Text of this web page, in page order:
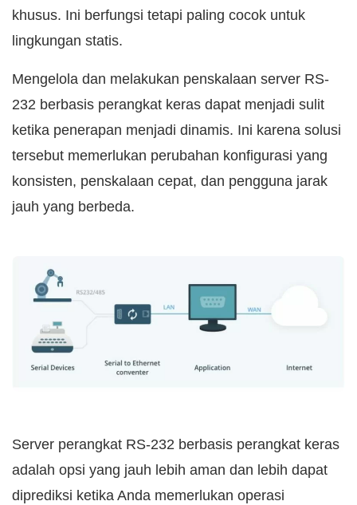
khusus. Ini berfungsi tetapi paling cocok untuk
lingkungan statis.
Mengelola dan melakukan penskalaan server RS-
232 berbasis perangkat keras dapat menjadi sulit
ketika penerapan menjadi dinamis. Ini karena solusi
tersebut memerlukan perubahan konfigurasi yang
konsisten, penskalaan cepat, dan pengguna jarak
jauh yang berbeda.
Server perangkat RS-232 berbasis perangkat keras
adalah opsi yang jauh lebih aman dan lebih dapat
diprediksi ketika Anda memerlukan operasi